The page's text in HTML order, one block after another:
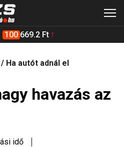
100 669.2 Ft
/ Ha autót adnál el
havazás az
idő